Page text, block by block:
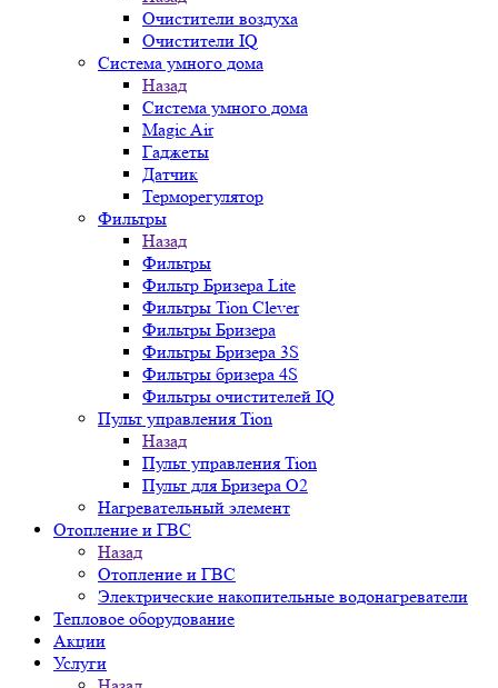
Очистители воздуха
Очистители IQ
Система умного дома
Назад
Система умного дома
Magic Air
Гаджеты
Датчик
Терморегулятор
Фильтры
Назад
Фильтры
Фильтр Бризера Lite
Фильтры Tion Clever
Фильтры Бризера
Фильтры Бризера 3S
Фильтры бризера 4S
Фильтры очистителей IQ
Пульт управления Tion
Назад
Пульт управления Tion
Пульт для Бризера O2
Нагревательный элемент
Отопление и ГВС
Назад
Отопление и ГВС
Электрические накопительные водонагреватели
Тепловое оборудование
Акции
Услуги